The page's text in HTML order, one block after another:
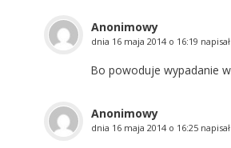
Anonimowy
dnia 16 maja 2014 o 16:19 napisał:
Bo powoduje wypadanie
Anonimowy
dnia 16 maja 2014 o 16:25 napisał: